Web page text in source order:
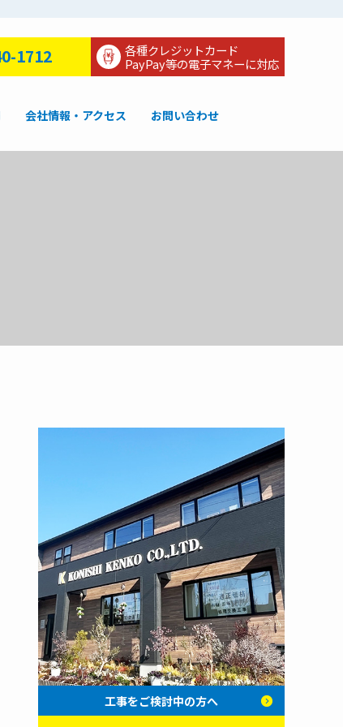
各種クレジットカード
PayPay等の電子マネーに対応
1712
会社情報・アクセス お問い合わせ
工事をご検討中の方へ